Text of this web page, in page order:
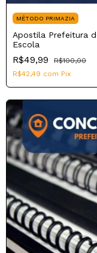
MÉTODO PRIMAZIA
Apostila Prefeitura
Escola
R$49,99
R$100,00
R$42,49 com Pix